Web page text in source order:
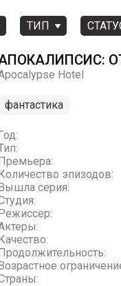
ТИП
Hotel
фантастика
эпизодов:
серия: